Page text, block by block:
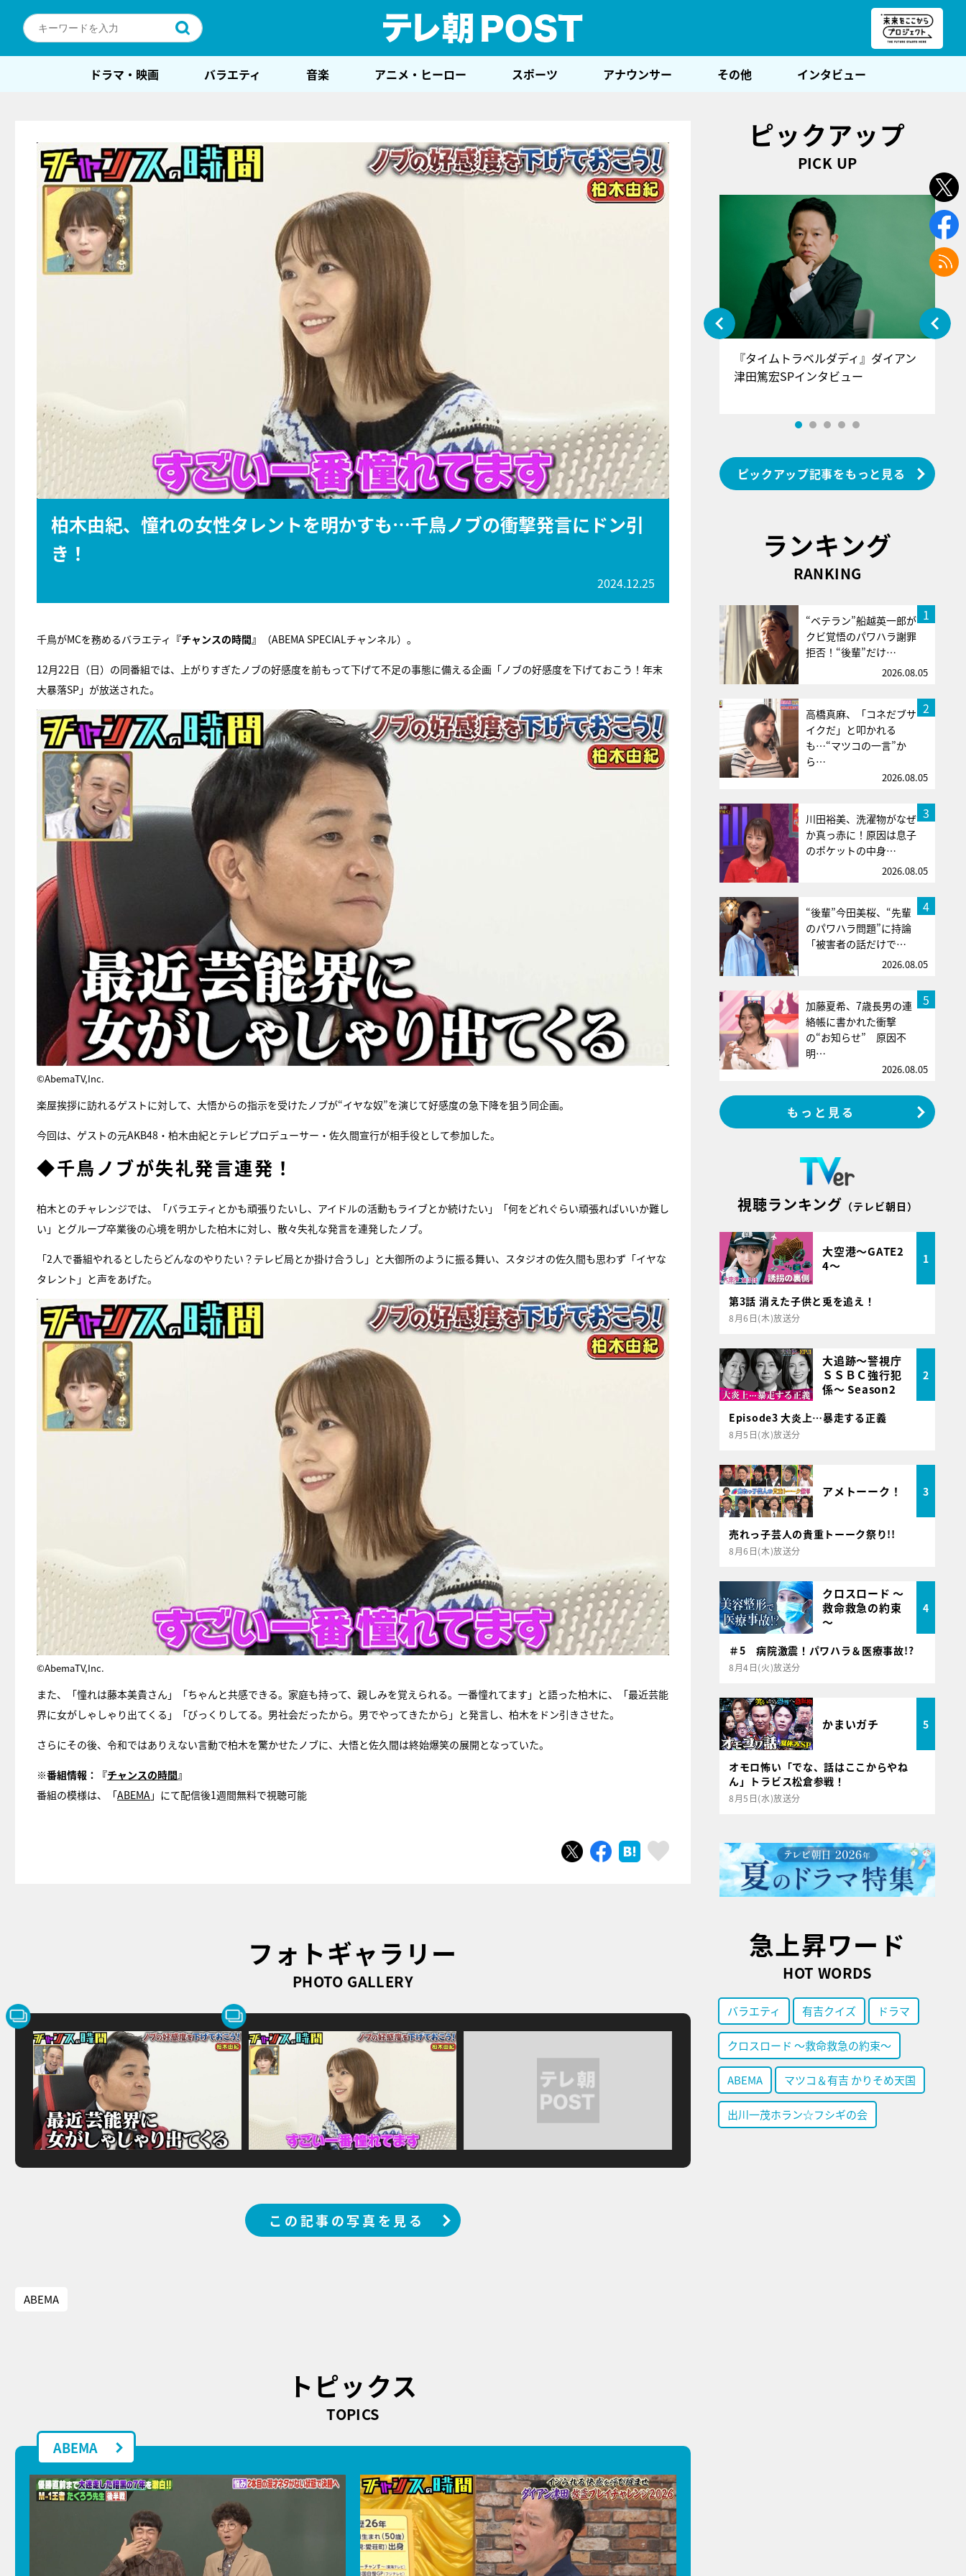
ドラマ・映画 バラエティ 音楽 アニメ・ヒーロー スポーツ アナウンサー その他 インタビュー
柏木由紀、憧れの女性タレントを明かすも…千鳥ノブの衝撃発言にドン引
き！
2024.12.25
千鳥がMCを務めるバラエティ 『チャンスの時間』 （ABEMA SPECIALチャンネル）。
12月22日（日）の同番組では、上がりすぎたノブの好感度を前もって下げて不足の事態に備える企画「ノブの好感度を下げておこう！年末
大暴落SP」が放送された。
©AbemaTV,Inc.
楽屋挨拶に訪れるゲストに対して、大悟からの指示を受けたノブが“イヤな奴”を演じて好感度の急下降を狙う同企画。
今回は、ゲストの元AKB48・柏木由紀とテレビプロデューサー・佐久間宣行が相手役として参加した。
◆千鳥ノブが失礼発言連発！
柏木とのチャレンジでは、「バラエティとかも頑張りたいし、アイドルの活動もライブとか続けたい」「何をどれぐらい頑張ればいいか難し
い」とグループ卒業後の心境を明かした柏木に対し、散々失礼な発言を連発したノブ。
「2人で番組やれるとしたらどんなのやりたい？テレビ局とか掛け合うし」と大御所のように振る舞い、スタジオの佐久間も思わず「イヤな
タレント」と声をあげた。
©AbemaTV,Inc.
また、「憧れは藤本美貴さん」「ちゃんと共感できる。家庭も持って、親しみを覚えられる。一番憧れてます」と語った柏木に、「最近芸能
界に女がしゃしゃり出てくる」「びっくりしてる。男社会だったから。男でやってきたから」と発言し、柏木をドン引きさせた。
さらにその後、令和ではありえない言動で柏木を驚かせたノブに、大悟と佐久間は終始爆笑の展開となっていた。
※番組情報：『チャンスの時間』
番組の模様は、「ABEMA」にて配信後1週間無料で視聴可能
ツイートシェア はてブ
フォトギャラリー
PHOTO GALLERY
この記事の写真を見る
ABEMA
トピックス
TOPICS
ABEMA
ピックアップ
PICK UP
『タイムトラベルダディ』ダイアン
津田篤宏SPインタビュー
ピックアップ記事をもっと見る
ランキング
RANKING
1
“ベテラン”船越英一郎が
クビ覚悟のパワハラ謝罪
拒否！“後輩”だけ…
2026.08.05
2
高橋真麻、「コネだブサ
イクだ」と叩かれる
も…“マツコの一言”か
ら…
2026.08.05
3
川田裕美、洗濯物がなぜ
か真っ赤に！原因は息子
のポケットの中身…
2026.08.05
4
“後輩”今田美桜、“先輩
のパワハラ問題”に持論
「被害者の話だけで…
2026.08.05
5
加藤夏希、7歳長男の連
絡帳に書かれた衝撃
の“お知らせ” 原因不
明…
2026.08.05
もっと見る
視聴ランキング （テレビ朝日）
大空港～GATE2
4～
1
第3話 消えた子供と兎を追え！
8月6日(木)放送分
大追跡～警視庁
ＳＳＢＣ強行犯
係～ Season2
2
Episode3 大炎上…暴走する正義
8月5日(水)放送分
アメトーーク！ 3
売れっ子芸人の貴重トーーク祭り!!
8月6日(木)放送分
クロスロード ～
救命救急の約束
～
4
＃5 病院激震！パワハラ＆医療事故!?
8月4日(火)放送分
かまいガチ 5
オモロ怖い「でな、話はここからやね
ん」トラビス松倉参戦！
8月5日(水)放送分
急上昇ワード
HOT WORDS
バラエティ 有吉クイズ ドラマ
クロスロード ～救命救急の約束～
ABEMA マツコ＆有吉 かりそめ天国
出川一茂ホラン☆フシギの会